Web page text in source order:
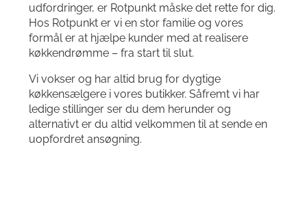
udfordringer, er Rotpunkt måske det rette for dig.
Hos Rotpunkt er vi en stor familie og vores
formål er at hjælpe kunder med at realisere
køkkendrømme – fra start til slut.
Vi vokser og har altid brug for dygtige
køkkensælgere i vores butikker. Såfremt vi har
ledige stillinger ser du dem herunder og
alternativt er du altid velkommen til at sende en
uopfordret ansøgning.